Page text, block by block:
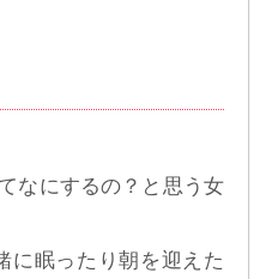
なにするの？と思う女
に眠ったり朝を迎えた